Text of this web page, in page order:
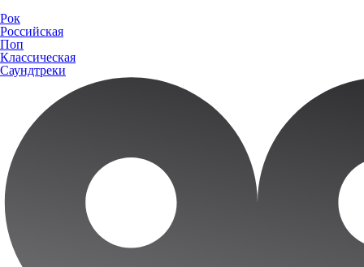
Рок
Российская
Поп
Классическая
Саундтреки